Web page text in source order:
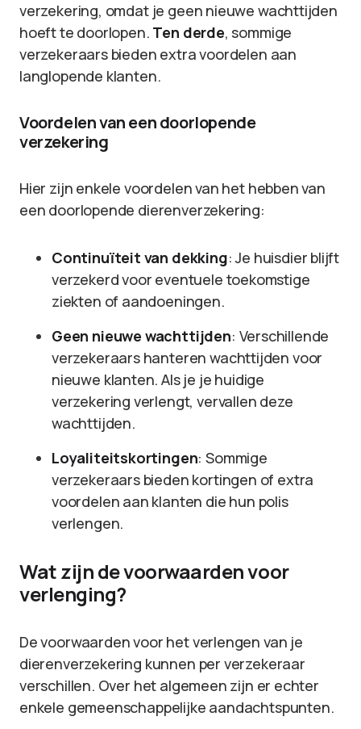
verzekering, omdat je geen nieuwe wachttijden
hoeft te doorlopen. Ten derde, sommige
verzekeraars bieden extra voordelen aan
langlopende klanten.
Voordelen van een doorlopende
verzekering
Hier zijn enkele voordelen van het hebben van
een doorlopende dierenverzekering:
Continuïteit van dekking: Je huisdier blijft
verzekerd voor eventuele toekomstige
ziekten of aandoeningen.
Geen nieuwe wachttijden: Verschillende
verzekeraars hanteren wachttijden voor
nieuwe klanten. Als je je huidige
verzekering verlengt, vervallen deze
wachttijden.
Loyaliteitskortingen: Sommige
verzekeraars bieden kortingen of extra
voordelen aan klanten die hun polis
verlengen.
Wat zijn de voorwaarden voor
verlenging?
De voorwaarden voor het verlengen van je
dierenverzekering kunnen per verzekeraar
verschillen. Over het algemeen zijn er echter
enkele gemeenschappelijke aandachtspunten.